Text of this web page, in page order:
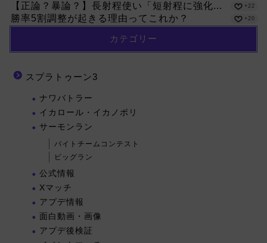
【正論？暴論？】長射程使い「短射程に強化... +22
勝率5割調整が起きる理由ってこれか？ +20
カテゴリー
スプラトゥーン3
ナワバトラー
イカロール・イカノボリ
サーモンラン
バイトチームコンテスト
ビッグラン
公式情報
Xマッチ
アプデ情報
面白動画・画像
アプデ後検証